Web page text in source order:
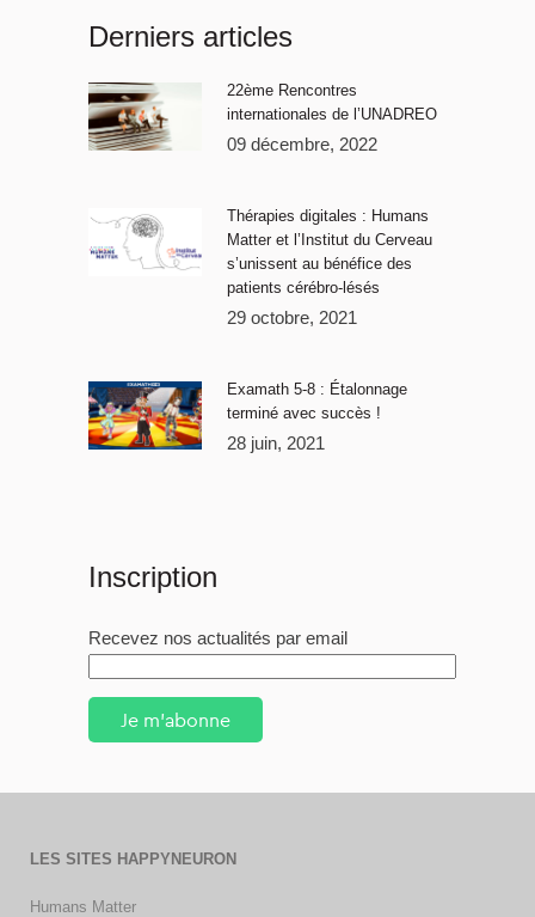
Derniers articles
22ème Rencontres
internationales de l’UNADREO
09 décembre, 2022
Thérapies digitales : Humans
Matter et l’Institut du Cerveau
s’unissent au bénéfice des
patients cérébro-lésés
29 octobre, 2021
Examath 5-8 : Étalonnage
terminé avec succès !
28 juin, 2021
Inscription
Recevez nos actualités par email
Je m'abonne
LES SITES HAPPYNEURON
Humans Matter